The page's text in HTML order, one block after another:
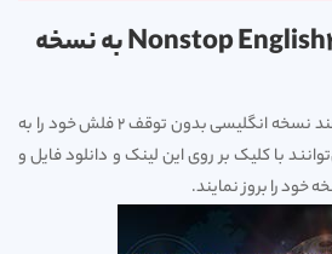
نسخه ارتقاء Nonstop English2 USB به نسخه
کاربران گرامی که می خواهند نسخه انگلیسی بدون توقف 2 فلش خود را به
با کلیک بر روی این لینک و دانلود فایل و
را بروز نمایند.